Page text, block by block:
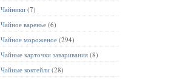
Чайники (7)
Чайное варенье (6)
Чайное мороженое (294)
Чайные карточки заваривания (8)
Чайные коктейли (28)